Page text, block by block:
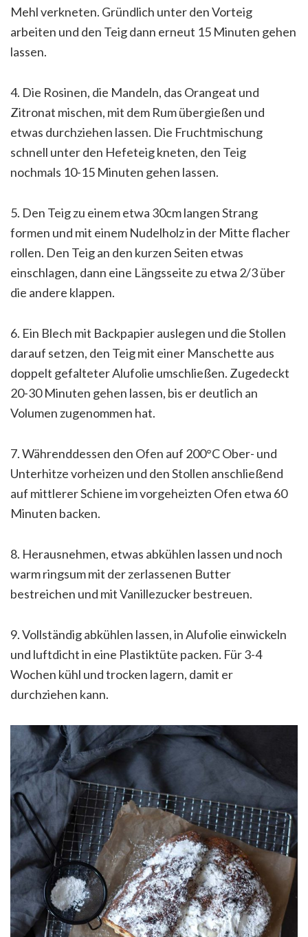
Mehl verkneten. Gründlich unter den Vorteig
arbeiten und den Teig dann erneut 15 Minuten gehen
lassen.
4. Die Rosinen, die Mandeln, das Orangeat und
Zitronat mischen, mit dem Rum übergießen und
etwas durchziehen lassen. Die Fruchtmischung
schnell unter den Hefeteig kneten, den Teig
nochmals 10-15 Minuten gehen lassen.
5. Den Teig zu einem etwa 30cm langen Strang
formen und mit einem Nudelholz in der Mitte flacher
rollen. Den Teig an den kurzen Seiten etwas
einschlagen, dann eine Längsseite zu etwa 2/3 über
die andere klappen.
6. Ein Blech mit Backpapier auslegen und die Stollen
darauf setzen, den Teig mit einer Manschette aus
doppelt gefalteter Alufolie umschließen. Zugedeckt
20-30 Minuten gehen lassen, bis er deutlich an
Volumen zugenommen hat.
7. Währenddessen den Ofen auf 200°C Ober- und
Unterhitze vorheizen und den Stollen anschließend
auf mittlerer Schiene im vorgeheizten Ofen etwa 60
Minuten backen.
8. Herausnehmen, etwas abkühlen lassen und noch
warm ringsum mit der zerlassenen Butter
bestreichen und mit Vanillezucker bestreuen.
9. Vollständig abkühlen lassen, in Alufolie einwickeln
und luftdicht in eine Plastiktüte packen. Für 3-4
Wochen kühl und trocken lagern, damit er
durchziehen kann.